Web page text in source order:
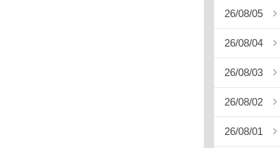
26/08/05
26/08/04
26/08/03
26/08/02
26/08/01